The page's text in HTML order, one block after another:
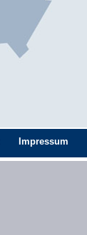
Impressum